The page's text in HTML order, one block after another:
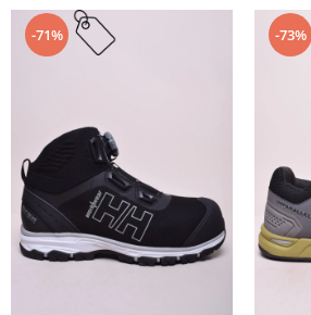
-71% -73%